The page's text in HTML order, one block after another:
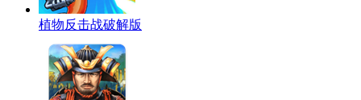
植物反击战破解版